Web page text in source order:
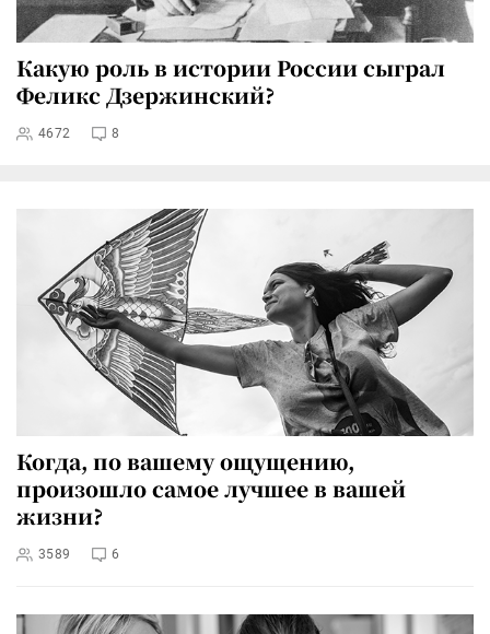
Какую роль в истории России сыграл
Феликс Дзержинский?
4672 8
Когда, по вашему ощущению,
произошло самое лучшее в вашей
жизни?
3589 6